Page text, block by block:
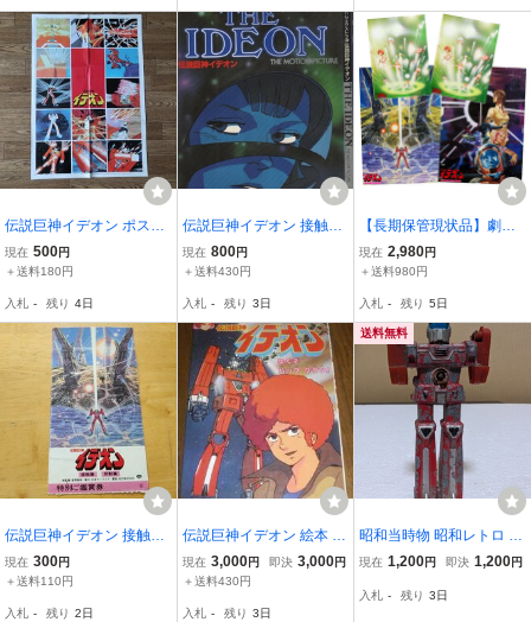
伝説巨神イデオン ポスタ
ー ジ・アニメ1981年12
月号付録
現在 500円
＋送料180円
入札 - 残り 4日
伝説巨神イデオン 接触篇
発動篇 ロマンアルバム エ
クストラ 51 The Motion P
和57年 すぎやまこういち
富野喜幸
現在 800円
＋送料430円
入札 - 残り 3日
【長期保管現状品】劇場
版 伝説巨神イデオン 接触
篇 発動篇 ポスター B2判
ト まとめ： 湖川友謙 非
売品 1982年 ④
現在 2,980円
＋送料980円
入札 - 残り 5日
伝説巨神イデオン 接触篇
発動篇 特別鑑賞券 半券
当時物
現在 300円
＋送料110円
入札 - 残り 2日
伝説巨神イデオン 絵本 サ
ンライズ
現在 3,000円 即決 3,000円
＋送料430円
入札 - 残り 3日
送料無料
昭和当時物 昭和レトロ ID
EON 伝説巨神イデオン ジ
ンク部品取り
現在 1,200円 即決 1,200円
入札 - 残り 3日